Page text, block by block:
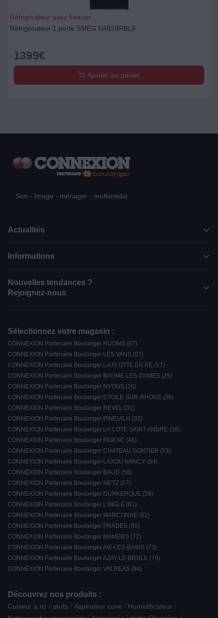
Réfrigérateur avec freezer
Réfrigérateur 1 porte SMEG FAB28RBL6
1399€
Ajouter au panier
Son - Image - ménager - multimédia
Actualités
Informations
Nouvelles tendances ?
Rejoignez-nous
Sélectionnez votre magasin :
CONNEXION Partenaire Boulanger RUOMS (07)
CONNEXION Partenaire Boulanger LES VANS (07)
CONNEXION Partenaire Boulanger LA FLOTTE EN RE (17)
CONNEXION Partenaire Boulanger BAUME-LES-DAMES (25)
CONNEXION Partenaire Boulanger NYONS (26)
CONNEXION Partenaire Boulanger ETOILE-SUR-RHONE (26)
CONNEXION Partenaire Boulanger REVEL (31)
CONNEXION Partenaire Boulanger PINEUILH (33)
CONNEXION Partenaire Boulanger LA COTE SAINT ANDRE (38)
CONNEXION Partenaire Boulanger FIGEAC (46)
CONNEXION Partenaire Boulanger CHATEAU GONTIER (53)
CONNEXION Partenaire Boulanger LAXOU NANCY (54)
CONNEXION Partenaire Boulanger BAUD (56)
CONNEXION Partenaire Boulanger METZ (57)
CONNEXION Partenaire Boulanger DUNKERQUE (59)
CONNEXION Partenaire Boulanger L'AIGLE (61)
CONNEXION Partenaire Boulanger MARCONNE (62)
CONNEXION Partenaire Boulanger PRADES (66)
CONNEXION Partenaire Boulanger MAMERS (72)
CONNEXION Partenaire Boulanger AIX-LES-BAINS (73)
CONNEXION Partenaire Boulanger AZAY-LE-BRULE (79)
CONNEXION Partenaire Boulanger VALREAS (84)
Découvrez nos produits :
Cuiseur à riz / œufs / Aspirateur cuve / Humidificateur /